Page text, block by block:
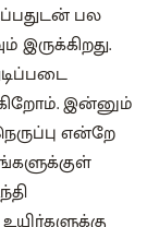
பல
இருக்கிறது.
இன்னும்
என்றே